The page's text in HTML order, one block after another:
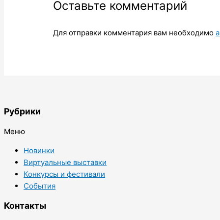
Оставьте комментарий
Для отправки комментария вам необходимо
Рубрики
Меню
Новинки
Виртуальные выставки
Конкурсы и фестивали
События
Контакты